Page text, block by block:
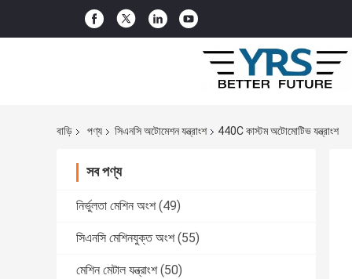
বাড়ি পণ্য সিএনসি অটোমেশন যন্ত্রাংশ 440C কাস্টম অটোমোটিভ যন্ত্রাংশ
সব পণ্য
নির্ভুলতা মেশিন অংশ (49)
সিএনসি মেশিনযুক্ত অংশ (55)
মেশিন মেটাল যন্ত্রাংশ (50)